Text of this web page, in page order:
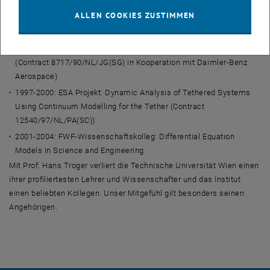
P10705-MAT und P13131-MAT mit dem Titel: Application of
Nonlinear Stability Theory to Engineering Problems
(Contract 8717/90/NL/JG(SG) in Kooperation mit Daimler-Benz
Aerospace)
1997-2000: ESA Projekt: Dynamic Analysis of Tethered Systems
Using Continuum Modelling for the Tether (Contract
12540/97/NL/PA(SC))
2001-2004: FWF-Wissenschaftskolleg: Differential Equation
Models in Science and Engineering
Mit Prof. Hans Troger verliert die Technische Universität Wien einen
ihrer profiliertesten Lehrer und Wissenschafter und das Institut
einen beliebten Kollegen. Unser Mitgefühl gilt besonders seinen
Angehörigen.
ALLEN COOKIES ZUSTIMMEN